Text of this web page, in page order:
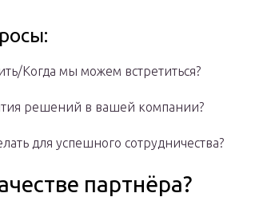
Когда мы можем встретиться?
решений в вашей компании?
для успешного сотрудничества?
партнёра?